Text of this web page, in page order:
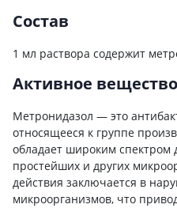
Состав
1 мл раствора содержит
Активное вещество
Метронидазол — это
относящееся к группе
обладает широким спектром
простейших и других
действия заключается в
микроорганизмов, что